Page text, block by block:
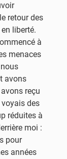
retour des
liberté.
à
menaces
avons
reçu
voyais des
réduites à
moi :
pour
années